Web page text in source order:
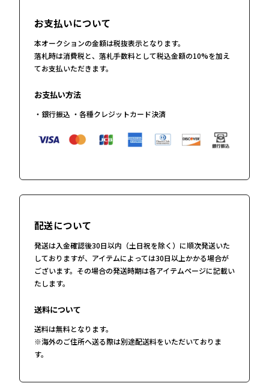
お支払いについて
本オークションの金額は税抜表示となります。
落札時は消費税と、落札手数料として税込金額の10%を加え
てお支払いただきます。
お支払い方法
・銀行振込 ・各種クレジットカード決済
配送について
発送は入金確認後30日以内（土日祝を除く）に順次発送いた
しておりますが、アイテムによっては30日以上かかる場合が
ございます。その場合の発送時期は各アイテムページに記載い
たします。
送料について
送料は無料となります。
※海外のご住所へ送る際は別途配送料をいただいておりま
す。